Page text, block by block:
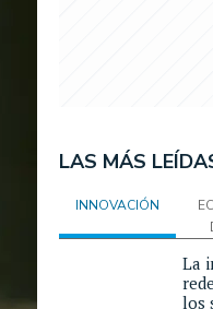
LAS MÁS
INNOVACIÓN
La
los